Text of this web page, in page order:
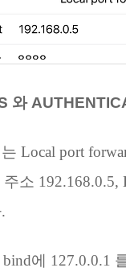
와
Local port
소 192.168.0.5,
에
127.0.0.1